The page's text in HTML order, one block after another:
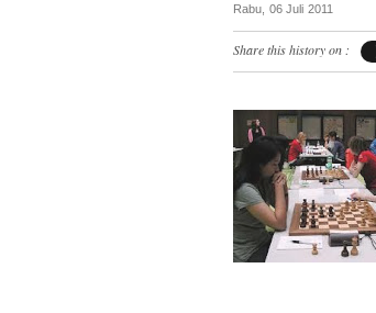
Rabu, 06 Juli 2011
Share this history on :